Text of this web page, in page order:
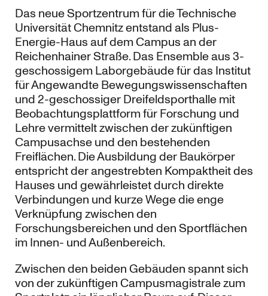
Das neue Sportzentrum für die Technische
Universität Chemnitz entstand als Plus-
Energie-Haus auf dem Campus an der
Reichenhainer Straße. Das Ensemble aus 3-
geschossigem Laborgebäude für das Institut
für Angewandte Bewegungswissenschaften
und 2-geschossiger Dreifeldsporthalle mit
Beobachtungsplattform für Forschung und
Lehre vermittelt zwischen der zukünftigen
Campusachse und den bestehenden
Freiflächen. Die Ausbildung der Baukörper
entspricht der angestrebten Kompaktheit des
Hauses und gewährleistet durch direkte
Verbindungen und kurze Wege die enge
Verknüpfung zwischen den
Forschungsbereichen und den Sportflächen
im Innen- und Außenbereich.
Zwischen den beiden Gebäuden spannt sich
von der zukünftigen Campusmagistrale zum